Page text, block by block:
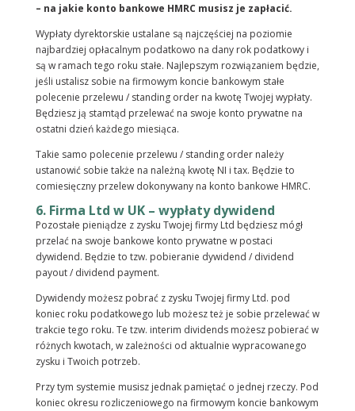
– na jakie konto bankowe HMRC musisz je zapłacić.
Wypłaty dyrektorskie ustalane są najczęściej na poziomie
najbardziej opłacalnym podatkowo na dany rok podatkowy i
są w ramach tego roku stałe. Najlepszym rozwiązaniem będzie,
jeśli ustalisz sobie na firmowym koncie bankowym stałe
polecenie przelewu / standing order na kwotę Twojej wypłaty.
Będziesz ją stamtąd przelewać na swoje konto prywatne na
ostatni dzień każdego miesiąca.
Takie samo polecenie przelewu / standing order należy
ustanowić sobie także na należną kwotę NI i tax. Będzie to
comiesięczny przelew dokonywany na konto bankowe HMRC.
6. Firma Ltd w UK – wypłaty dywidend
Pozostałe pieniądze z zysku Twojej firmy Ltd będziesz mógł
przelać na swoje bankowe konto prywatne w postaci
dywidend. Będzie to tzw. pobieranie dywidend / dividend
payout / dividend payment.
Dywidendy możesz pobrać z zysku Twojej firmy Ltd. pod
koniec roku podatkowego lub możesz też je sobie przelewać w
trakcie tego roku. Te tzw. interim dividends możesz pobierać w
różnych kwotach, w zależności od aktualnie wypracowanego
zysku i Twoich potrzeb.
Przy tym systemie musisz jednak pamiętać o jednej rzeczy. Pod
koniec okresu rozliczeniowego na firmowym koncie bankowym